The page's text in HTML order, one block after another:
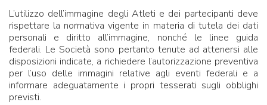
L’utilizzo dell’immagine degli Atleti e dei partecipanti deve
rispettare la normativa vigente in materia di tutela dei dati
personali e diritto all’immagine, nonché le linee guida
federali. Le Società sono pertanto tenute ad attenersi alle
disposizioni indicate, a richiedere l’autorizzazione preventiva
per l’uso delle immagini relative agli eventi federali e a
informare adeguatamente i propri tesserati sugli obblighi
previsti.